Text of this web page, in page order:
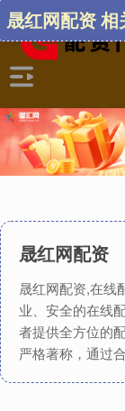
晟红网配资
晟红网配资,在线
业、安全的在线
者提供全方位的
严格著称，通过
晟红网配资 相